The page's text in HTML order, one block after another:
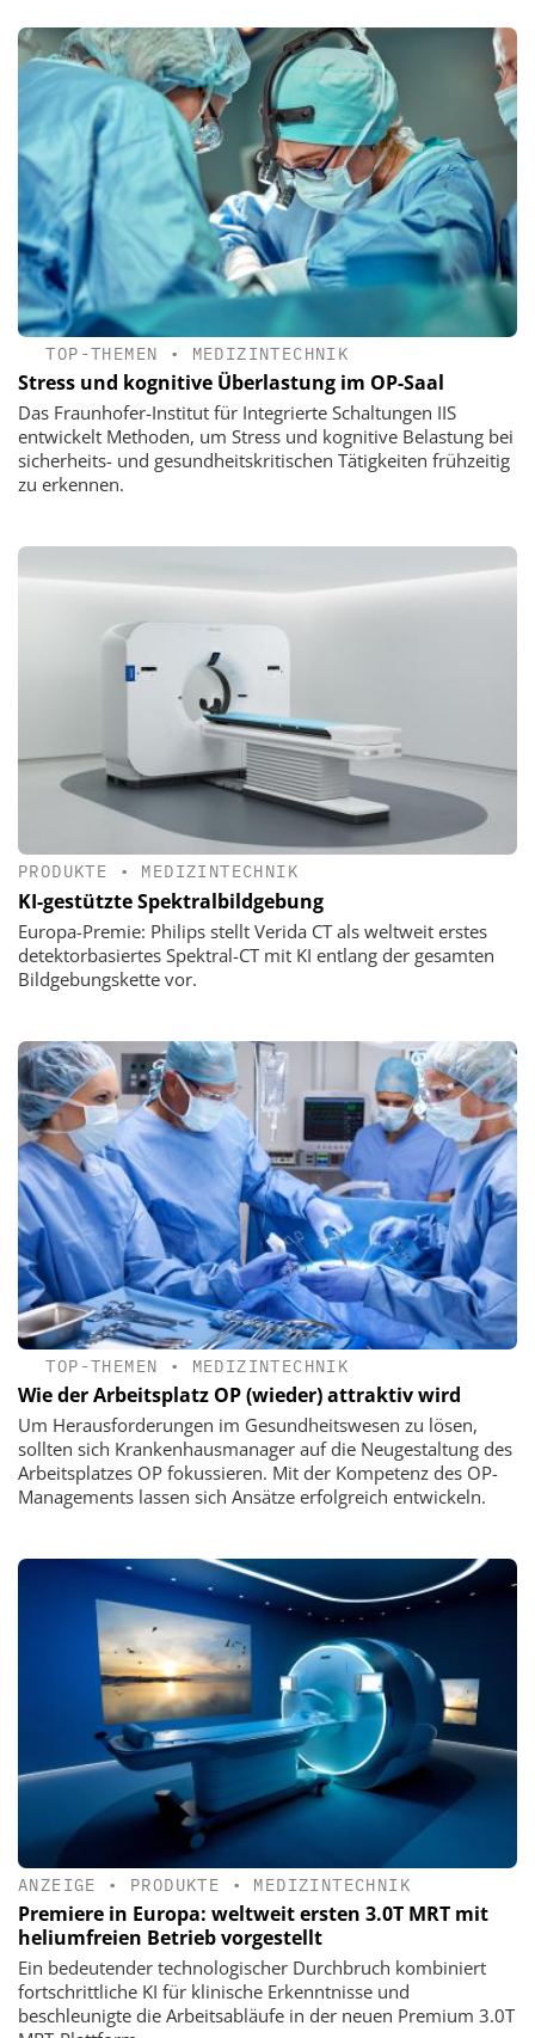
TOP-THEMEN • MEDIZINTECHNIK
Stress und kognitive Überlastung im OP-Saal
Das Fraunhofer-Institut für Integrierte Schaltungen IIS
entwickelt Methoden, um Stress und kognitive Belastung bei
sicherheits- und gesundheitskritischen Tätigkeiten frühzeitig
zu erkennen.
PRODUKTE • MEDIZINTECHNIK
KI-gestützte Spektralbildgebung
Europa-Premie: Philips stellt Verida CT als weltweit erstes
detektorbasiertes Spektral-CT mit KI entlang der gesamten
Bildgebungskette vor.
TOP-THEMEN • MEDIZINTECHNIK
Wie der Arbeitsplatz OP (wieder) attraktiv wird
Um Herausforderungen im Gesundheitswesen zu lösen,
sollten sich Krankenhausmanager auf die Neugestaltung des
Arbeitsplatzes OP fokussieren. Mit der Kompetenz des OP-
Managements lassen sich Ansätze erfolgreich entwickeln.
ANZEIGE • PRODUKTE • MEDIZINTECHNIK
Premiere in Europa: weltweit ersten 3.0T MRT mit
heliumfreien Betrieb vorgestellt
Ein bedeutender technologischer Durchbruch kombiniert
fortschrittliche KI für klinische Erkenntnisse und
beschleunigte die Arbeitsabläufe in der neuen Premium 3.0T